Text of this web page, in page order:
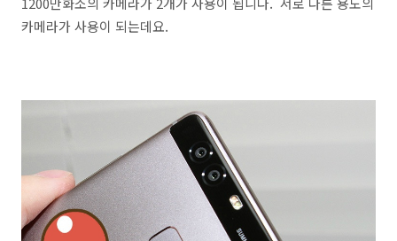
카메라가 사용이 되는데요.